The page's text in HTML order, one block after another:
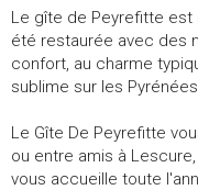
Le gîte de Peyrefitte est
été restaurée avec des
confort, au charme
sublime sur les
Le Gîte De Peyrefitte
ou entre amis à
vous accueille toute